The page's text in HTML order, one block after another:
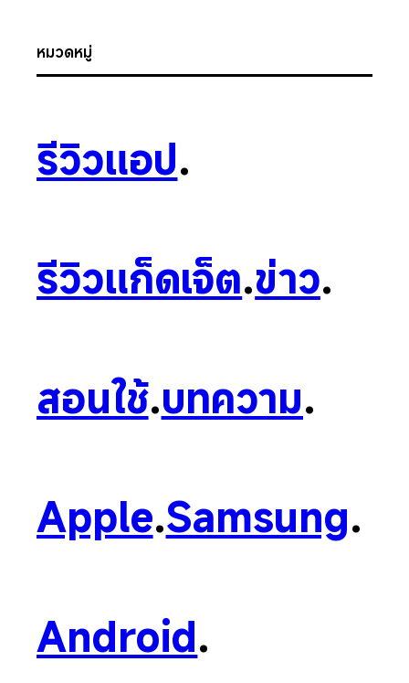
หมวดหมู่
รีวิวแอป.
รีวิวแก็ดเจ็ต.ข่าว.
สอนใช้.บทความ.
Apple.Samsung.
Android.